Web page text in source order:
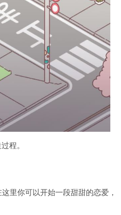
程。
里你可以开始一段甜甜的恋爱，